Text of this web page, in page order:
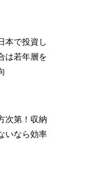
本で投資し
は若年層を
次第！収納
いなら効率